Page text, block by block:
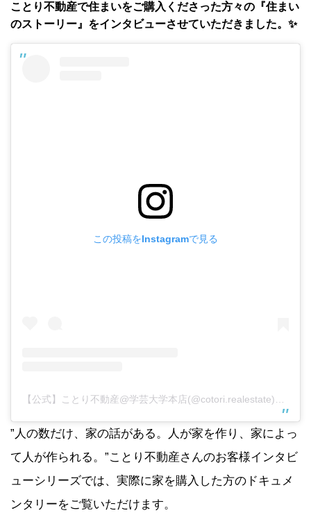
ことり不動産で住まいをご購入くださった方々の『住まい
のストーリー』をインタビューさせていただきました。✨
この投稿をInstagramで見る
”人の数だけ、家の話がある。人が家を作り、家によっ
て人が作られる。”ことり不動産さんのお客様インタビ
ューシリーズでは、実際に家を購入した方のドキュメ
ンタリーをご覧いただけます。